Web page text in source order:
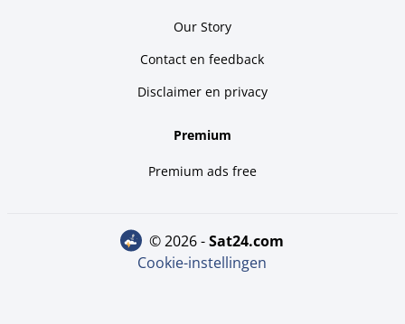
Our Story
Contact en feedback
Disclaimer en privacy
Premium
Premium ads free
© 2026 - sat24.com
Cookie-instellingen